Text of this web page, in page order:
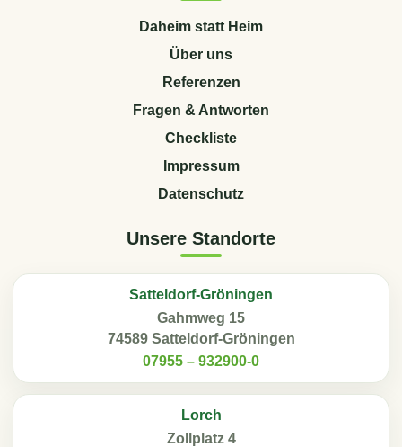
Daheim statt Heim
Über uns
Referenzen
Fragen & Antworten
Checkliste
Impressum
Datenschutz
Unsere Standorte
Satteldorf-Gröningen
Gahmweg 15
74589 Satteldorf-Gröningen
07955 – 932900-0
Lorch
Zollplatz 4